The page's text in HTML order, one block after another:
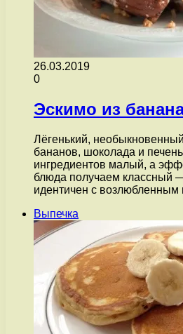
26.03.2019
0
Эскимо из
Лёгенький,
бананов, шоколада и
ингредиентов малый, а
блюда получаем классный
идентичен с
Выпечка